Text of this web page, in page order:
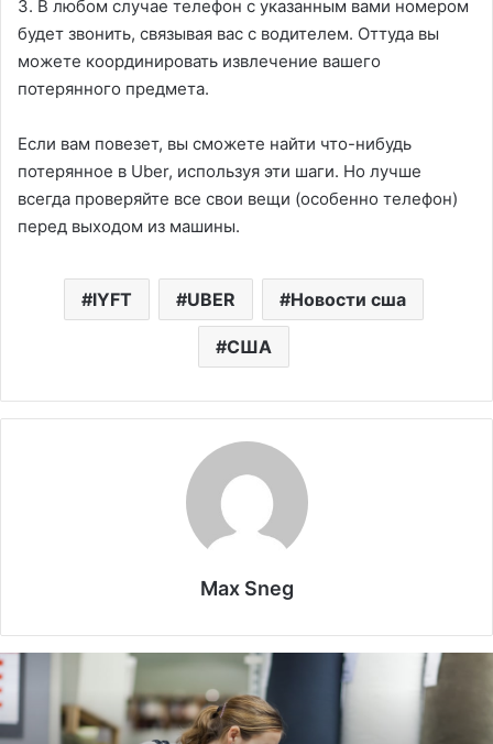
3. В любом случае телефон с указанным вами номером
будет звонить, связывая вас с водителем. Оттуда вы
можете координировать извлечение вашего
потерянного предмета.
Если вам повезет, вы сможете найти что-нибудь
потерянное в Uber, используя эти шаги. Но лучше
всегда проверяйте все свои вещи (особенно телефон)
перед выходом из машины.
lYFT UBER Новости сша
США
Max Sneg